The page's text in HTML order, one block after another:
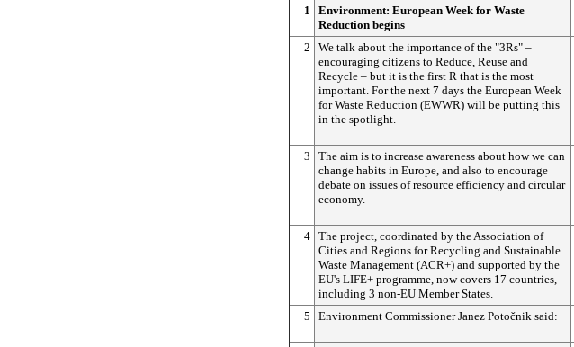
1
Environment: European Week for Waste
Reduction begins
2
We talk about the importance of the "3Rs" –
encouraging citizens to Reduce, Reuse and
Recycle – but it is the first R that is the most
important. For the next 7 days the European Week
for Waste Reduction (EWWR) will be putting this
in the spotlight.
3
The aim is to increase awareness about how we can
change habits in Europe, and also to encourage
debate on issues of resource efficiency and circular
economy.
4 The project, coordinated by the Association of
Cities and Regions for Recycling and Sustainable
Waste Management (ACR+) and supported by the
EU's LIFE+ programme, now covers 17 countries,
including 3 non-EU Member States.
5
Environment Commissioner Janez Potočnik said: